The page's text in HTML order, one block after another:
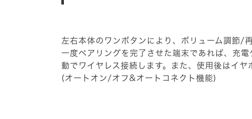
左右本体のワンボタンにより、ボリューム調節/
一度ペアリングを完了させた端末であれば、充
動でワイヤレス接続します。また、使用後はイヤ
(オートオン/オフ&オートコネクト機能)